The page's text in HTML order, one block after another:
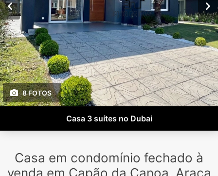
8 FOTOS
Casa 3 suítes no Dubai
Casa em condomínio fechado à
venda em Capão da Canoa, Araça